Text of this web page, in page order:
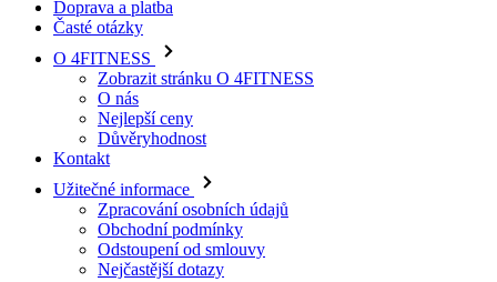
O 4FITNESS
Zobrazit stránku O 4FITNESS
O nás
Nejlepší ceny
Důvěryhodnost
Kontakt
Užitečné informace
Zpracování osobních údajů
Obchodní podmínky
Odstoupení od smlouvy
Nejčastější dotazy
Doprava a platba
Reklamace a vrácení zboží